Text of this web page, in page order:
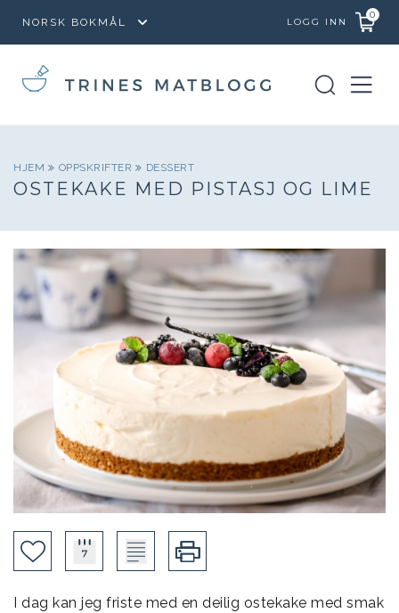
LOGG INN
0
HJEM OPPSKRIFTER DESSERT
OSTEKAKE MED PISTASJ OG LIME
I dag kan jeg friste med en deilig ostekake med smak